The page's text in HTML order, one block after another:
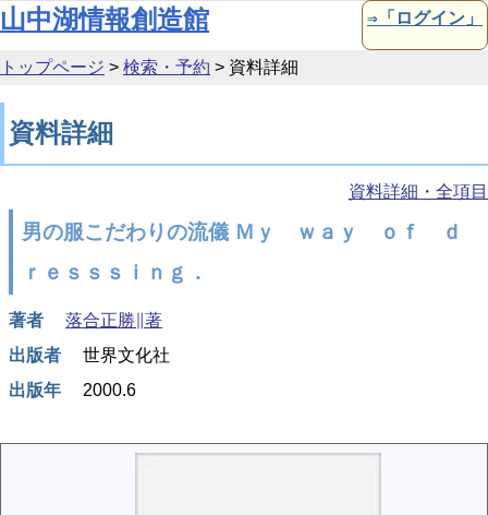
本文へ移動
山中湖情報創造館 ⇒「ログイン」
トップページ > 検索・予約 > 資料詳細
資料詳細
資料詳細・全項目
男の服こだわりの流儀 Ｍｙ ｗａｙ ｏｆ ｄ
ｒｅｓｓｓｉｎｇ．
著者
落合正勝∥著
出版者
世界文化社
出版年
2000.6